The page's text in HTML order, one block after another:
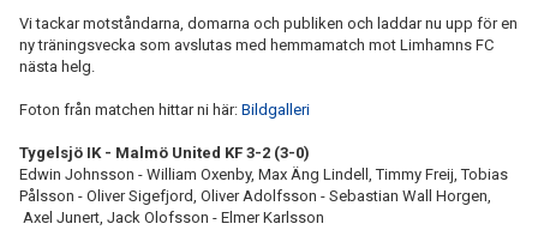
Vi tackar motståndarna, domarna och publiken och laddar nu upp för en
ny träningsvecka som avslutas med hemmamatch mot Limhamns FC
nästa helg.
Foton från matchen hittar ni här: Bildgalleri
Tygelsjö IK - Malmö United KF 3-2 (3-0)
Edwin Johnsson - William Oxenby, Max Äng Lindell, Timmy Freij, Tobias
Pålsson - Oliver Sigefjord, Oliver Adolfsson - Sebastian Wall Horgen,
Axel Junert, Jack Olofsson - Elmer Karlsson